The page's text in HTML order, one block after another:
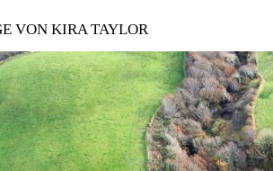
VON KIRA TAYLOR